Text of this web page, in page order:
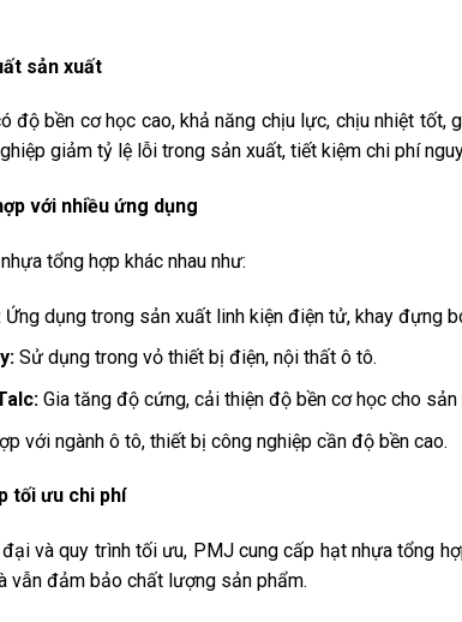
sản xuất
độ bền cơ học cao, khả năng chịu lực, chịu nhiệt
giảm tỷ lệ lỗi trong sản xuất, tiết kiệm chi phí
với nhiều ứng dụng
tổng hợp khác nhau như:
Ứng dụng trong sản xuất linh kiện điện tử, khay đựng
Sử dụng trong vỏ thiết bị điện, nội thất ô tô.
Gia tăng độ cứng, cải thiện độ bền cơ học cho sản
với ngành ô tô, thiết bị công nghiệp cần độ bền cao.
tối ưu chi phí
và quy trình tối ưu, PMJ cung cấp hạt nhựa tổng
vẫn đảm bảo chất lượng sản phẩm.